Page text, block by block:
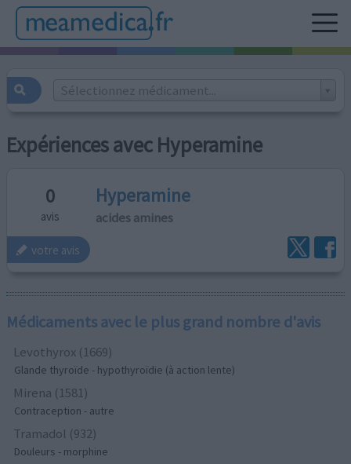
Sélectionnez médicament...
Expériences avec Hyperamine
0
avis
Hyperamine
acides amines
votre avis
Médicaments avec le plus grand nombre d'avis
Levothyrox (1669)
Glande thyroïde - hypothyroïdie (à action lente)
Mirena (1581)
Contraception - autre
Tramadol (932)
Douleurs - morphine